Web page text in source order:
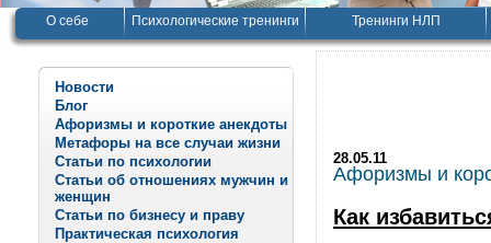
О себе Психологические тренинги Тренинги НЛП
Новости
Блог
Афоризмы и короткие анекдоты
Метафоры на все случаи жизни
Статьи по психологии
Статьи об отношениях мужчин и
женщин
Статьи по бизнесу и праву
Практическая психология
28.05.11
Афоризмы и
Как